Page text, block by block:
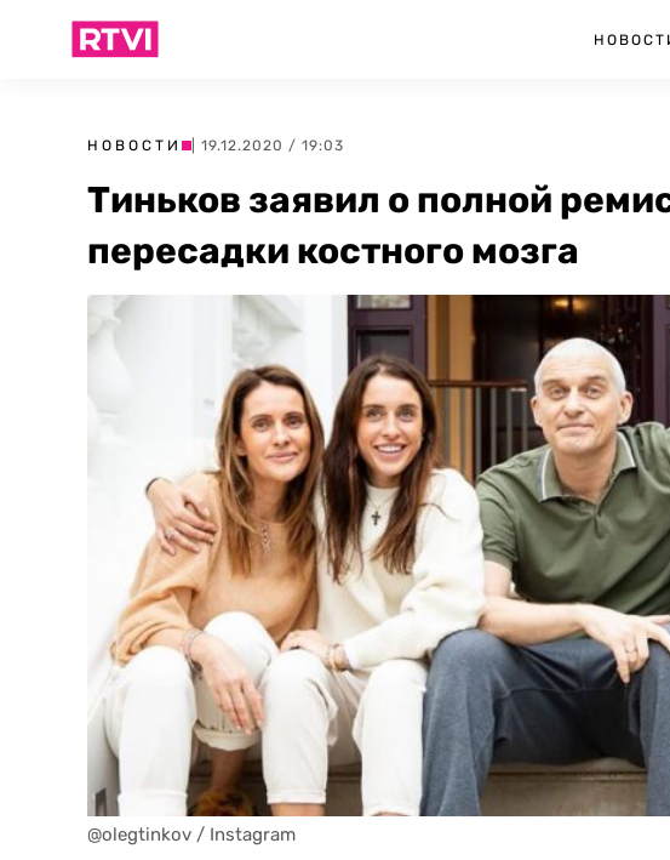
НОВОСТИ | 19.12.2020 / 19:03
Тиньков заявил о полной
пересадки костного мозга
@olegtinkov / Instagram